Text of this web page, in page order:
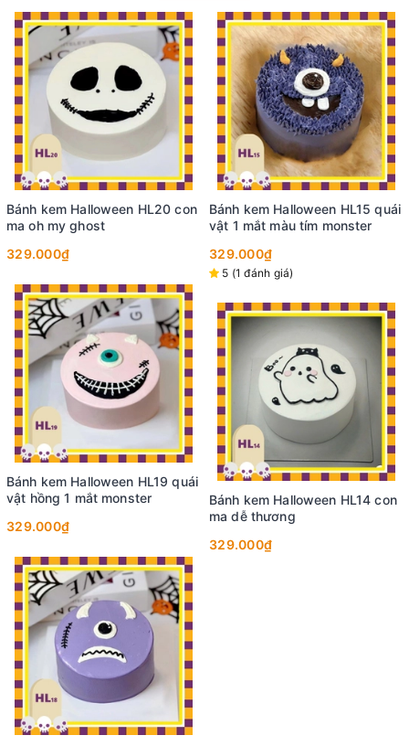
Bánh kem Halloween HL20 con
ma oh my ghost
329.000₫
Bánh kem Halloween HL19 quái
vật hồng 1 mắt monster
329.000₫
Bánh kem Halloween HL15 quái
vật 1 mắt màu tím monster
329.000₫
5 (1 đánh giá)
Bánh kem Halloween HL14 con
ma dễ thương
329.000₫